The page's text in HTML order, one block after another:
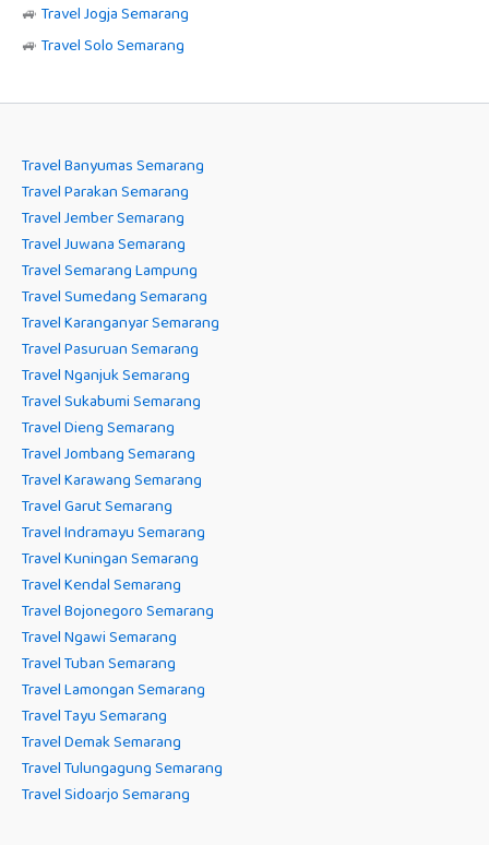
🚙 Travel Jogja Semarang
🚙 Travel Solo Semarang
Travel Banyumas Semarang
Travel Parakan Semarang
Travel Jember Semarang
Travel Juwana Semarang
Travel Semarang Lampung
Travel Sumedang Semarang
Travel Karanganyar Semarang
Travel Pasuruan Semarang
Travel Nganjuk Semarang
Travel Sukabumi Semarang
Travel Dieng Semarang
Travel Jombang Semarang
Travel Karawang Semarang
Travel Garut Semarang
Travel Indramayu Semarang
Travel Kuningan Semarang
Travel Kendal Semarang
Travel Bojonegoro Semarang
Travel Ngawi Semarang
Travel Tuban Semarang
Travel Lamongan Semarang
Travel Tayu Semarang
Travel Demak Semarang
Travel Tulungagung Semarang
Travel Sidoarjo Semarang